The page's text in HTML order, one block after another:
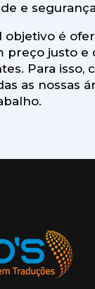
e
objetivo é
preço justo
Para isso,
as nossas